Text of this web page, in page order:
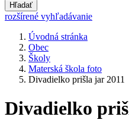
Hľadať
rozšírené vyhľadávanie
Úvodná stránka
Obec
Školy
Materská škola foto
Divadielko prišla jar 2011
Divadielko